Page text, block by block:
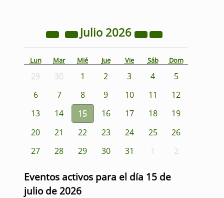
Julio 2026
Lun Mar Mié Jue Vie Sáb Dom
29 30 1 2 3 4
5
6
7 8 9 10 11
12
13
14 15 16 17 18
19
20
21 22 23 24 25
26
27
28 29 30 31 1 2
Eventos activos para el día 15 de
julio de 2026